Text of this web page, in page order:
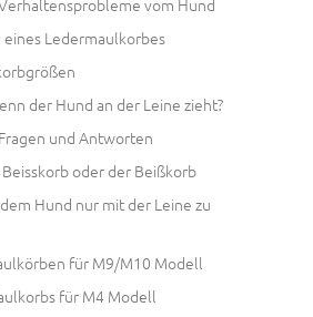
vom Hund
Ledermaulkorbes
der Hund an der Leine zieht?
und Antworten
oder der Beißkorb
Hund nur mit der Leine zu
für M9/M10 Modell
für M4 Modell